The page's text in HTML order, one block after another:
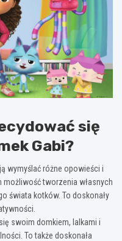
się
Gabi?
wymyślać różne opowieści i
możliwość tworzenia własnych
świata kotków. To doskonały
swoim domkiem, lalkami i
To także doskonała